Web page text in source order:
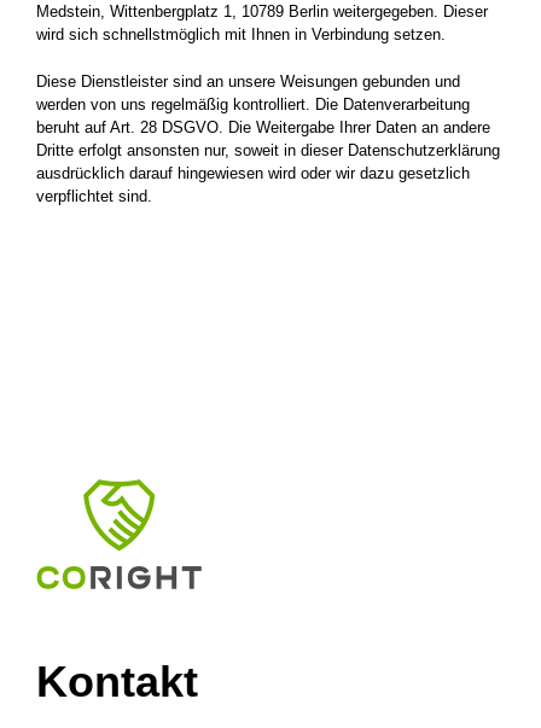
Medstein, Wittenbergplatz 1, 10789 Berlin weitergegeben. Dieser
wird sich schnellstmöglich mit Ihnen in Verbindung setzen.
Diese Dienstleister sind an unsere Weisungen gebunden und
werden von uns regelmäßig kontrolliert. Die Datenverarbeitung
beruht auf Art. 28 DSGVO. Die Weitergabe Ihrer Daten an andere
Dritte erfolgt ansonsten nur, soweit in dieser Datenschutzerklärung
ausdrücklich darauf hingewiesen wird oder wir dazu gesetzlich
verpflichtet sind.
Kontakt